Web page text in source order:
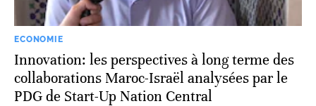
ECONOMIE
Innovation: les perspectives à long terme des
collaborations Maroc-Israël analysées par le
PDG de Start-Up Nation Central